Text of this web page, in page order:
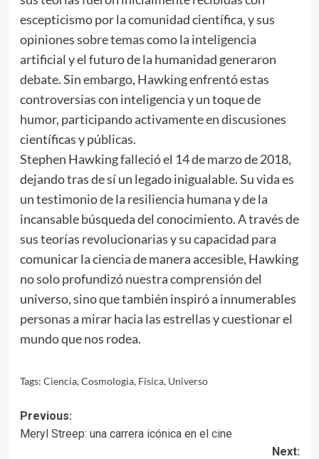
escepticismo por la comunidad científica, y sus
opiniones sobre temas como la inteligencia
artificial y el futuro de la humanidad generaron
debate. Sin embargo, Hawking enfrentó estas
controversias con inteligencia y un toque de
humor, participando activamente en discusiones
científicas y públicas.
Stephen Hawking falleció el 14 de marzo de 2018,
dejando tras de sí un legado inigualable. Su vida es
un testimonio de la resiliencia humana y de la
incansable búsqueda del conocimiento. A través de
sus teorías revolucionarias y su capacidad para
comunicar la ciencia de manera accesible, Hawking
no solo profundizó nuestra comprensión del
universo, sino que también inspiró a innumerables
personas a mirar hacia las estrellas y cuestionar el
mundo que nos rodea.
Tags: Ciencia,Cosmologia, Fisica, Universo
Post
navigation
Previous:
Meryl Streep: una carrera icónica en el cine
Next: